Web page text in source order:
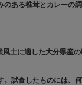
ある椎茸とカレーの
土に適した大分県産
。試食したものには、